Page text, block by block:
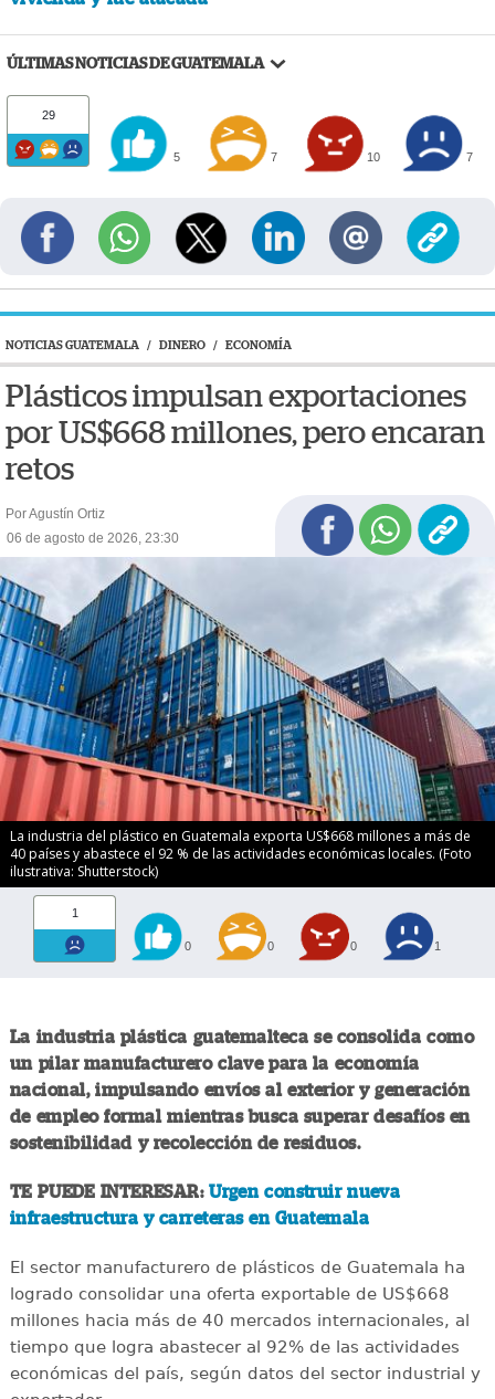
ÚLTIMAS NOTICIAS DE GUATEMALA
29
5 7 10 7
NOTICIAS GUATEMALA / DINERO / ECONOMÍA
Plásticos impulsan exportaciones
por US$668 millones, pero encaran
retos
Por Agustín Ortiz
06 de agosto de 2026, 23:30
La industria del plástico en Guatemala exporta US$668 millones a más de
40 países y abastece el 92 % de las actividades económicas locales. (Foto
ilustrativa: Shutterstock)
1
0 0 0 1
La industria plástica guatemalteca se consolida como
un pilar manufacturero clave para la economía
nacional, impulsando envíos al exterior y generación
de empleo formal mientras busca superar desafíos en
sostenibilidad y recolección de residuos.
TE PUEDE INTERESAR:Urgen construir nueva
infraestructura y carreteras en Guatemala
El sector manufacturero de plásticos de Guatemala ha
logrado consolidar una oferta exportable de US$668
millones hacia más de 40 mercados internacionales, al
tiempo que logra abastecer al 92% de las actividades
económicas del país, según datos del sector industrial y